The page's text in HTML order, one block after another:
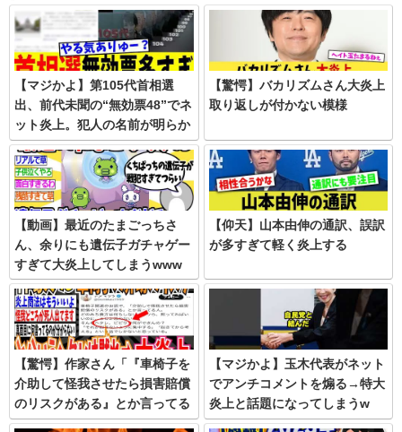
【マジかよ】第105代首相選
出、前代未聞の“無効票48”でネ
ット炎上。犯人の名前が明らか
になってしまうww
【驚愕】バカリズムさん大炎上
取り返しが付かない模様
【動画】最近のたまごっちさ
ん、余りにも遺伝子ガチャゲー
すぎて大炎上してしまうwww
【仰天】山本由伸の通訳、誤訳
が多すぎて軽く炎上する
【驚愕】作家さん「『車椅子を
介助して怪我させたら損害賠償
のリスクがある』とか言ってる
ヘタレ、ビビりは黙ってればい
【マジかよ】玉木代表がネット
でアンチコメントを煽る→特大
炎上と話題になってしまうw